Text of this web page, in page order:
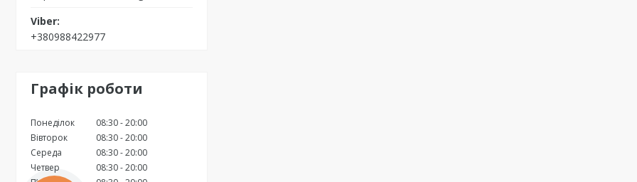
+380988422977
Графік роботи
Понеділок 08:30 20:00
Вівторок
08:30 20:00
Середа
08:30 20:00
Четвер
08:30 20:00